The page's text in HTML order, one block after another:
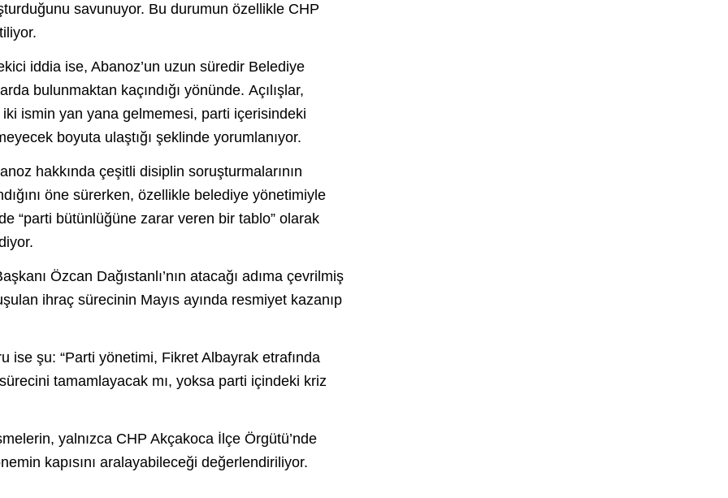
savunuyor. Bu durumun özellikle CHP
iddia ise, Abanoz’un uzun süredir Belediye
bulunmaktan kaçındığı yönünde. Açılışlar,
ismin yan yana gelmemesi, parti içerisindeki
boyuta ulaştığı şeklinde yorumlanıyor.
hakkında çeşitli disiplin soruşturmalarının
öne sürerken, özellikle belediye yönetimiyle
“parti bütünlüğüne zarar veren bir tablo” olarak
Özcan Dağıstanlı’nın atacağı adıma çevrilmiş
ihraç sürecinin Mayıs ayında resmiyet kazanıp
ise şu: “Parti yönetimi, Fikret Albayrak etrafında
tamamlayacak mı, yoksa parti içindeki kriz
yalnızca CHP Akçakoca İlçe Örgütü’nde
kapısını aralayabileceği değerlendiriliyor.